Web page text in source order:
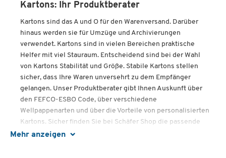
Mehr anzeigen
Kartons: Ihr Produktberater
Kartons sind das A und O für den Warenversand. Darüber
hinaus werden sie für Umzüge und Archivierungen
verwendet. Kartons sind in vielen Bereichen praktische
Helfer mit viel Stauraum. Entscheidend sind bei der Wahl
von Kartons Stabilität und Größe. Stabile Kartons stellen
sicher, dass Ihre Waren unversehrt zu dem Empfänger
gelangen. Unser Produktberater gibt Ihnen Auskunft über
den FEFCO-ESBO Code, über verschiedene
Wellpappenarten und über die Vorteile von personalisierten
Kartons. Sicher finden Sie bei Schäfer Shop die passende
Kartonage für Ihren Bedarf.